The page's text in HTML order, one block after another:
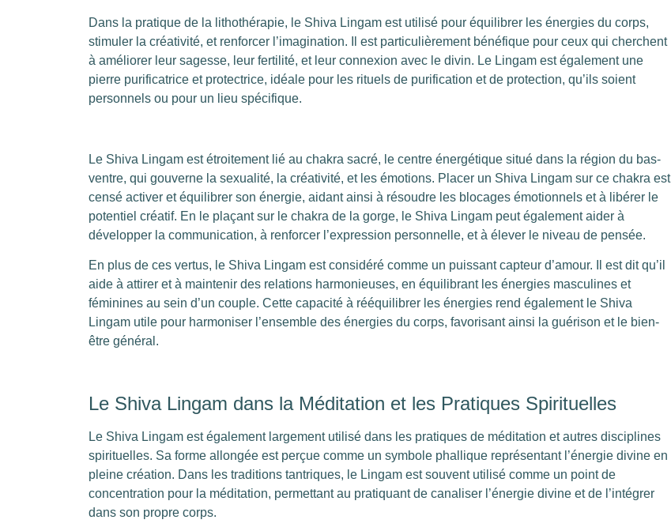
Dans la pratique de la lithothérapie, le Shiva Lingam est utilisé pour équilibrer les énergies du corps,
stimuler la créativité, et renforcer l’imagination. Il est particulièrement bénéfique pour ceux qui cherchent
à améliorer leur sagesse, leur fertilité, et leur connexion avec le divin. Le Lingam est également une
pierre purificatrice et protectrice, idéale pour les rituels de purification et de protection, qu’ils soient
personnels ou pour un lieu spécifique.
Le Shiva Lingam est étroitement lié au chakra sacré, le centre énergétique situé dans la région du bas-
ventre, qui gouverne la sexualité, la créativité, et les émotions. Placer un Shiva Lingam sur ce chakra est
censé activer et équilibrer son énergie, aidant ainsi à résoudre les blocages émotionnels et à libérer le
potentiel créatif. En le plaçant sur le chakra de la gorge, le Shiva Lingam peut également aider à
développer la communication, à renforcer l’expression personnelle, et à élever le niveau de pensée.
En plus de ces vertus, le Shiva Lingam est considéré comme un puissant capteur d’amour. Il est dit qu’il
aide à attirer et à maintenir des relations harmonieuses, en équilibrant les énergies masculines et
féminines au sein d’un couple. Cette capacité à rééquilibrer les énergies rend également le Shiva
Lingam utile pour harmoniser l’ensemble des énergies du corps, favorisant ainsi la guérison et le bien-
être général.
Le Shiva Lingam dans la Méditation et les Pratiques Spirituelles
Le Shiva Lingam est également largement utilisé dans les pratiques de méditation et autres disciplines
spirituelles. Sa forme allongée est perçue comme un symbole phallique représentant l’énergie divine en
pleine création. Dans les traditions tantriques, le Lingam est souvent utilisé comme un point de
concentration pour la méditation, permettant au pratiquant de canaliser l’énergie divine et de l’intégrer
dans son propre corps.